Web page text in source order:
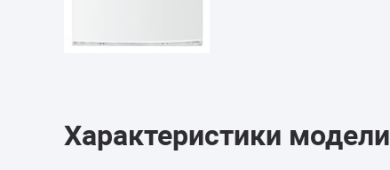
Характеристики модели